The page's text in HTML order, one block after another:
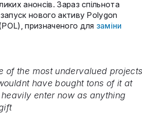
анонсів. Зараз спільнота
нового активу Polygon
призначеного для заміни
of the most undervalued
have bought tons of it at
enter now as anything